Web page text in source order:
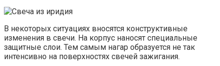
В некоторых ситуациях вносятся конструктивные
изменения в свечи. На корпус наносят специальные
защитные слои. Тем самым нагар образуется не так
интенсивно на поверхностях свечей зажигания.